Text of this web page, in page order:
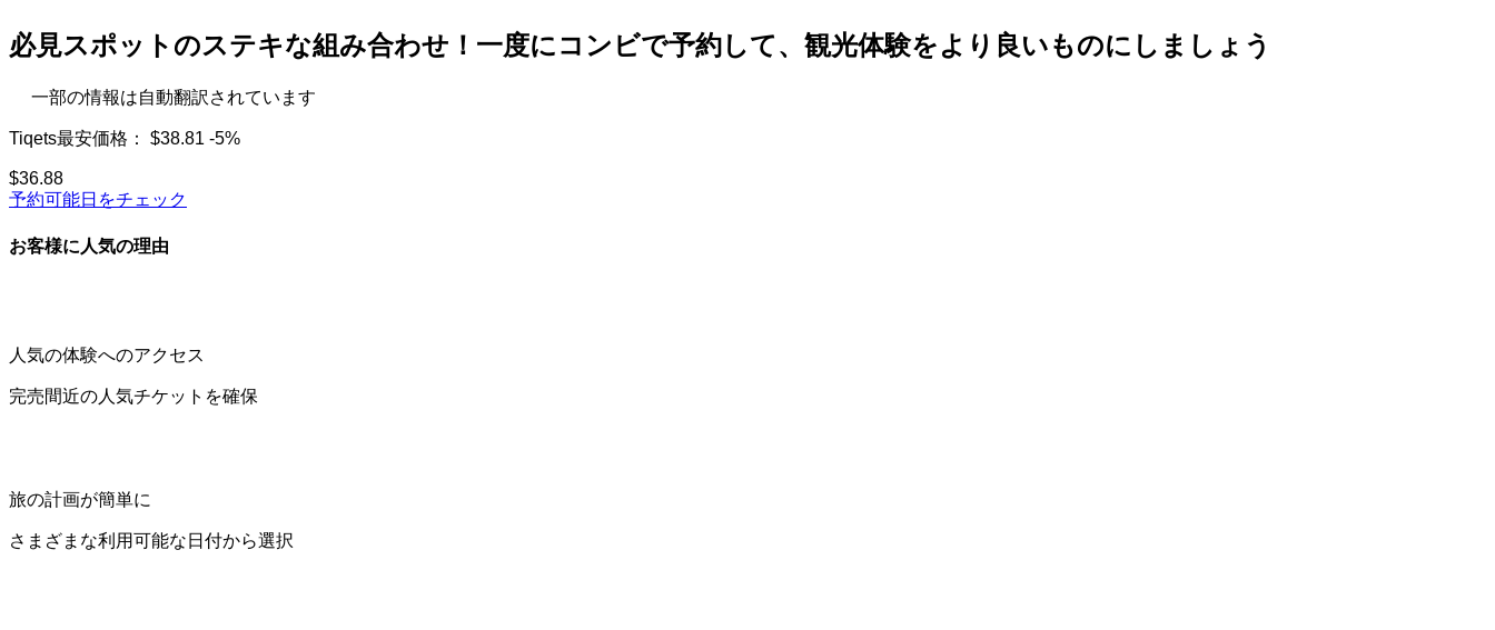
必見スポットのステキな組み合わせ！一度にコンビで予約して、観光体験をより良いものにしましょう
一部の情報は自動翻訳されています
Tiqets最安価格： $38.81 -5%
$36.88
予約可能日をチェック
お客様に人気の理由
人気の体験へのアクセス
完売間近の人気チケットを確保
旅の計画が簡単に
さまざまな利用可能な日付から選択